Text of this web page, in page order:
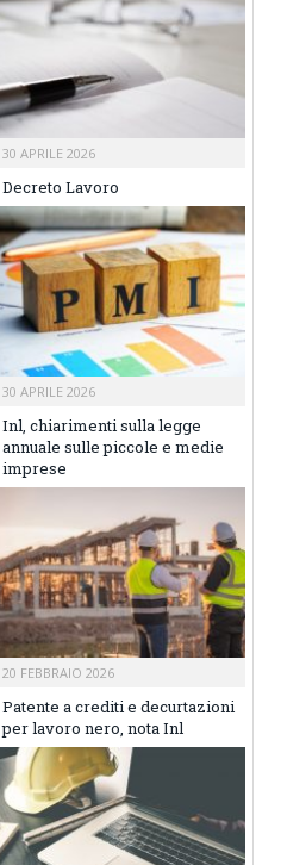
30 APRILE 2026
Decreto Lavoro
30 APRILE 2026
Inl, chiarimenti sulla legge
annuale sulle piccole e medie
imprese
20 FEBBRAIO 2026
Patente a crediti e decurtazioni
per lavoro nero, nota Inl